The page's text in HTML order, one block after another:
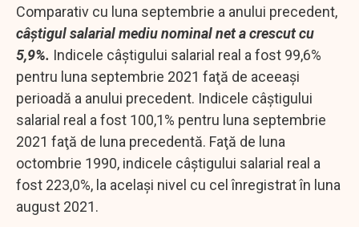
Comparativ cu luna septembrie a anului precedent,
câştigul salarial mediu nominal net a crescut cu
5,9%. Indicele câştigului salarial real a fost 99,6%
pentru luna septembrie 2021 faţă de aceeaşi
perioadă a anului precedent. Indicele câştigului
salarial real a fost 100,1% pentru luna septembrie
2021 faţă de luna precedentă. Faţă de luna
octombrie 1990, indicele câştigului salarial real a
fost 223,0%, la acelaşi nivel cu cel înregistrat în luna
august 2021.